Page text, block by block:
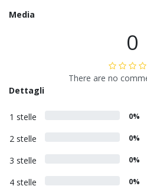
Media
0
There are no
Dettagli
1 stelle 0%
2 stelle 0%
3 stelle 0%
4 stelle 0%